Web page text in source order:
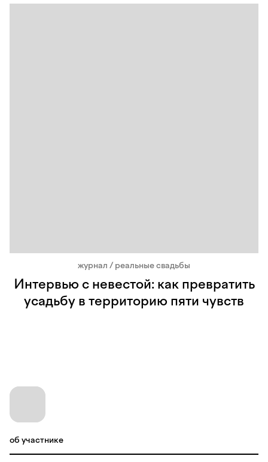
журнал / реальные свадьбы
Интервью с невестой: как превратить
усадьбу в территорию пяти чувств
об участнике